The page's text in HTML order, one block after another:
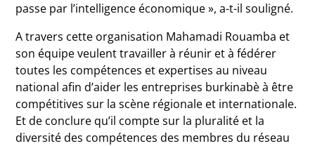
passe par l’intelligence économique », a-t-il souligné.
A travers cette organisation Mahamadi Rouamba et
son équipe veulent travailler à réunir et à fédérer
toutes les compétences et expertises au niveau
national afin d’aider les entreprises burkinabè à être
compétitives sur la scène régionale et internationale.
Et de conclure qu’il compte sur la pluralité et la
diversité des compétences des membres du réseau